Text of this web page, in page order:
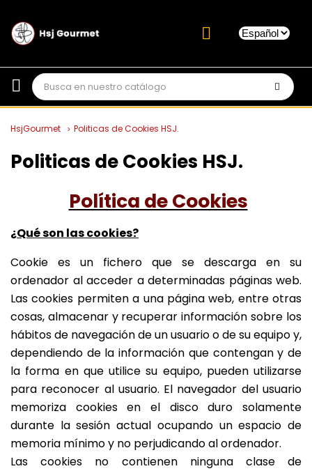
HsjGourmet Politicas de Cookies HSJ.
Politicas de Cookies HSJ.
Política de Cookies
¿Qué son las cookies?
Cookie es un fichero que se descarga en su
ordenador al acceder a determinadas páginas web.
Las cookies permiten a una página web, entre otras
cosas, almacenar y recuperar información sobre los
hábitos de navegación de un usuario o de su equipo y,
dependiendo de la información que contengan y de
la forma en que utilice su equipo, pueden utilizarse
para reconocer al usuario. El navegador del usuario
memoriza cookies en el disco duro solamente
durante la sesión actual ocupando un espacio de
memoria mínimo y no perjudicando al ordenador.
Las cookies no contienen ninguna clase de